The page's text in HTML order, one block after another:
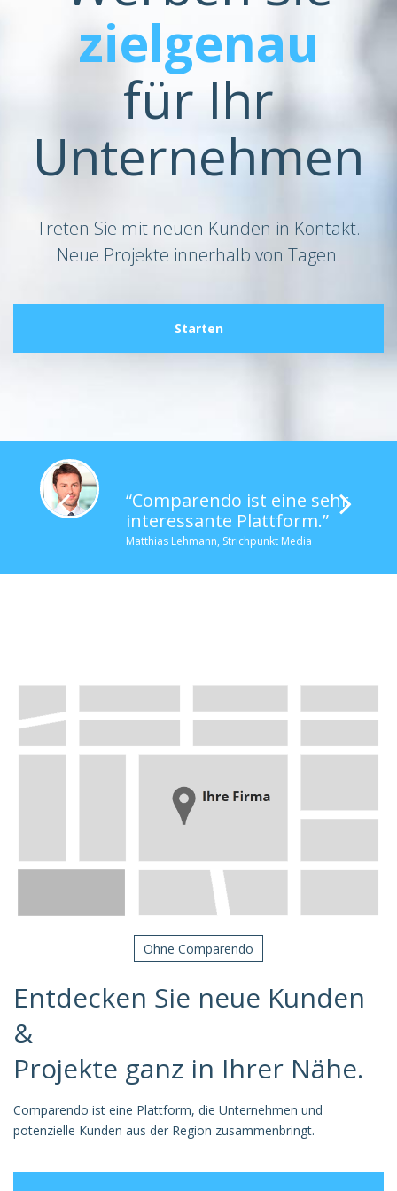
zielgenau
für Ihr
Unternehmen
Treten Sie mit neuen Kunden in Kontakt.
Neue Projekte innerhalb von Tagen.
Starten
“Comparendo ist eine sehr
interessante Plattform.”
Matthias Lehmann, Strichpunkt Media
Ohne Comparendo
Entdecken Sie neue Kunden
&
Projekte ganz in Ihrer Nähe.
Comparendo ist eine Plattform, die Unternehmen und
potenzielle Kunden aus der Region zusammenbringt.